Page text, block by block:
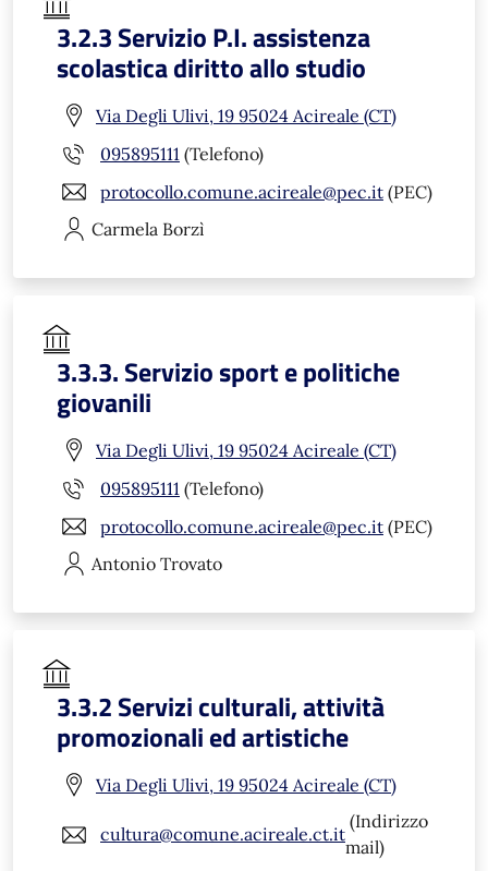
3.2.3 Servizio P.I. assistenza
scolastica diritto allo studio
Via Degli Ulivi, 19 95024 Acireale (CT)
095895111 (Telefono)
protocollo.comune.acireale@pec.it (PEC)
Carmela Borzì
3.3.3. Servizio sport e politiche
giovanili
Via Degli Ulivi, 19 95024 Acireale (CT)
095895111 (Telefono)
protocollo.comune.acireale@pec.it (PEC)
Antonio Trovato
3.3.2 Servizi culturali, attività
promozionali ed artistiche
Via Degli Ulivi, 19 95024 Acireale (CT)
cultura@comune.acireale.ct.it
(Indirizzo
mail)